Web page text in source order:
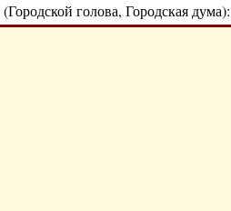
голова, Городская